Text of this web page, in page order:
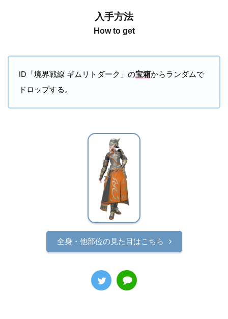
入手方法
How to get
ID「境界戦線 ギムリトダーク」の宝箱からランダムで
ドロップする。
全身・他部位の見た目はこちら